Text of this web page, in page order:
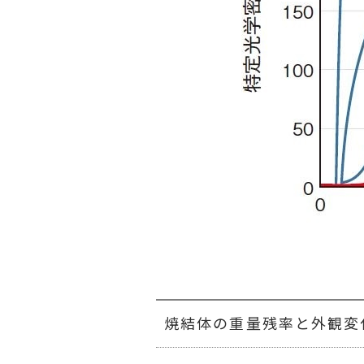
焼結体の重量残率と外観変